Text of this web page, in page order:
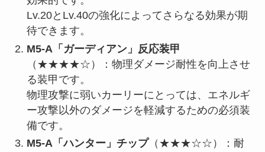
Lv.20とLv.40の強化によってさらなる効果が期
待できます。
M5-A「ガーディアン」反応装甲
（★★★★☆）：物理ダメージ耐性を向上させ
る装甲です。
物理攻撃に弱いカーリーにとっては、エネルギ
ー攻撃以外のダメージを軽減するための必須装
備です。
M5-A「ハンター」チップ（★★★☆☆）：耐